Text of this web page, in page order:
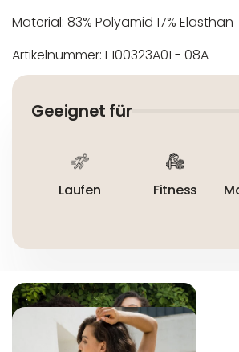
Material: 83% Polyamid 17% Elasthan
Artikelnummer: E100323A01 - 08A
Nicht bleichen
Nicht bügeln
In der EU niedergelassener
Wirtschaftsakteur:
Geeignet für
Laufen Fitness